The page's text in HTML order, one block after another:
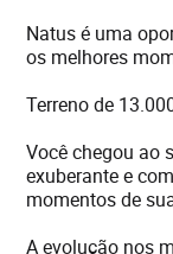
Natus é uma
os melhores
Terreno de
Você chegou ao
exuberante e
momentos de
A evolução nos